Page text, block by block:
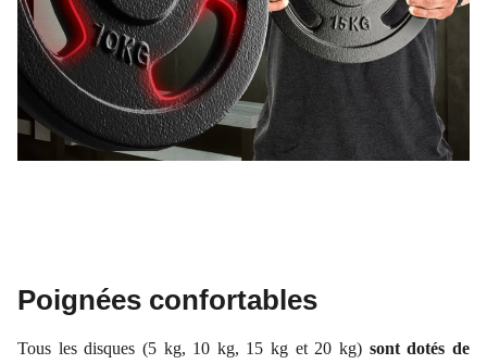
Poignées confortables
Tous les disques (5 kg, 10 kg, 15 kg et 20 kg) sont dotés de